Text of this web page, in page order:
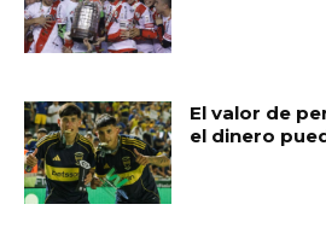
El valor de
el dinero